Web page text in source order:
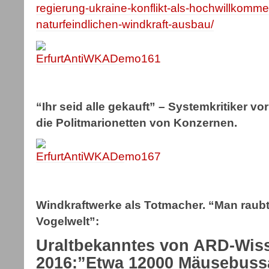
regierung-ukraine-konflikt-als-
naturfeindlichen-windkraft-ausbau/
“Ihr seid alle gekauft” – Systemkritiker
die Politmarionetten von Konzernen.
Windkraftwerke als Totmacher. “Man
Vogelwelt”:
Uraltbekanntes von ARD-
2016:”Etwa 12000